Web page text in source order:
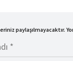
paylaşılmayacaktır.
*